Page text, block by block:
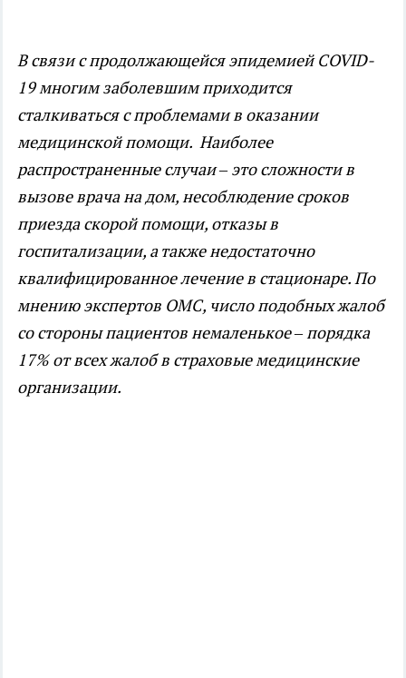
В связи с продолжающейся эпидемией COVID-
19 многим заболевшим приходится
сталкиваться с проблемами в оказании
медицинской помощи. Наиболее
распространенные случаи – это сложности в
вызове врача на дом, несоблюдение сроков
приезда скорой помощи, отказы в
госпитализации, а также недостаточно
квалифицированное лечение в стационаре. По
мнению экспертов ОМС, число подобных жалоб
со стороны пациентов немаленькое – порядка
17% от всех жалоб в страховые медицинские
организации.